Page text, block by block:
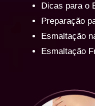
Dicas para o
Preparação
Esmaltação
Esmaltação